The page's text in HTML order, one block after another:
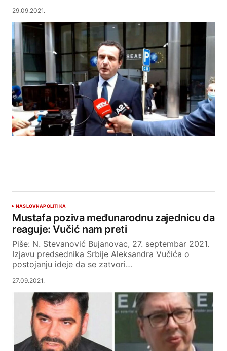
29.09.2021.
NASLOVNAPOLITIKA
Mustafa poziva međunarodnu zajednicu da
reaguje: Vučić nam preti
Piše: N. Stevanović Bujanovac, 27. septembar 2021.
Izjavu predsednika Srbije Aleksandra Vučića o
postojanju ideje da se zatvori…
27.09.2021.